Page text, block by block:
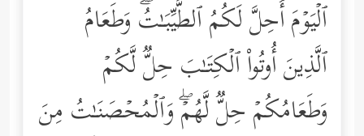
ٱلۡیَوۡمَ أُحِلَّ لَكُمُ ٱلطَّیِّبَـٰتُۖ وَطَعَامُ
ٱلَّذِینَ أُوتُواْ ٱلۡكِتَـٰبَ حِلࣱّ لَّكُمۡ
وَطَعَامُكُمۡ حِلࣱّ لَّهُمۡۖ وَٱلۡمُحۡصَنَـٰتُ مِنَ